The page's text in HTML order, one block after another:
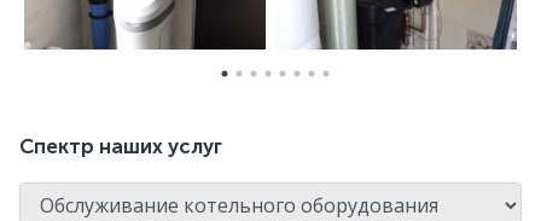
Спектр наших услуг